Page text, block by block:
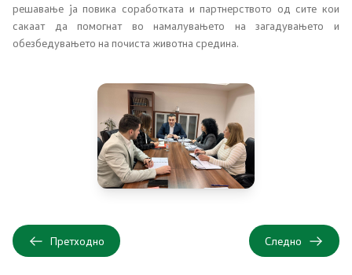
Информации
Национални извештаи
Меѓународни извештаи
Услуги
решавање ја повика соработката и партнерството од сите кои
сакаат да помогнат во намалувањето на загадувањето и
обезбедувањето на почиста животна средина.
Претходно Следно